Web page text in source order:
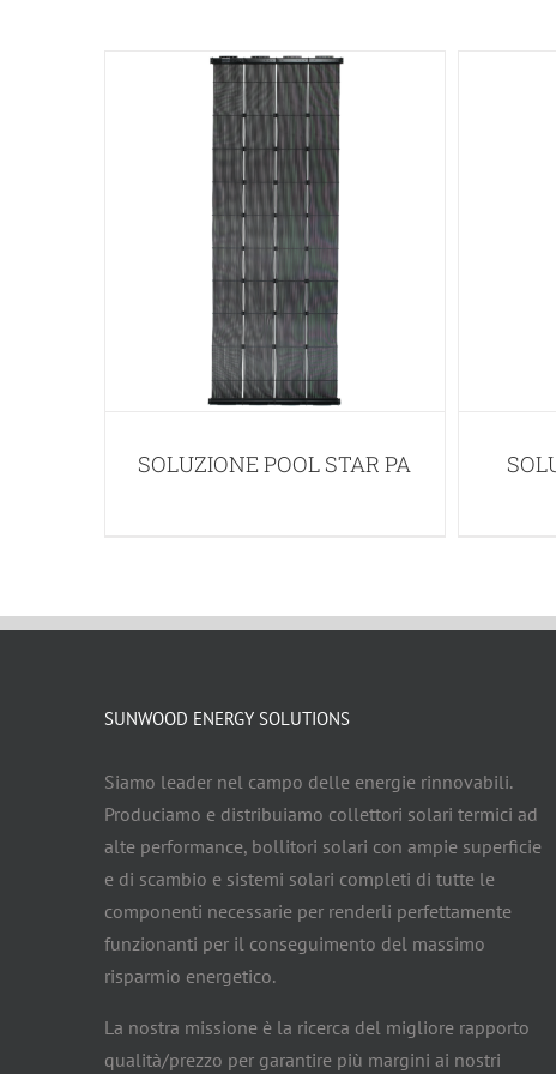
SOLUZIONE POOL STAR PA
SUNWOOD ENERGY SOLUTIONS
Siamo leader nel campo delle energie rinnovabili.
Produciamo e distribuiamo collettori solari termici ad
alte performance, bollitori solari con ampie superficie
e di scambio e sistemi solari completi di tutte le
componenti necessarie per renderli perfettamente
funzionanti per il conseguimento del massimo
risparmio energetico.
La nostra missione è la ricerca del migliore rapporto
qualità/prezzo per garantire più margini ai nostri